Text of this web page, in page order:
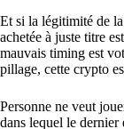
Et si la légitimité de
achetée à juste titre
mauvais timing est
pillage, cette crypto
Personne ne veut
dans lequel le dernier